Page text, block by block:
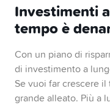
Investimenti
tempo è
Con un piano di
di investimento a
Se vuoi far crescere
grande alleato. Più a